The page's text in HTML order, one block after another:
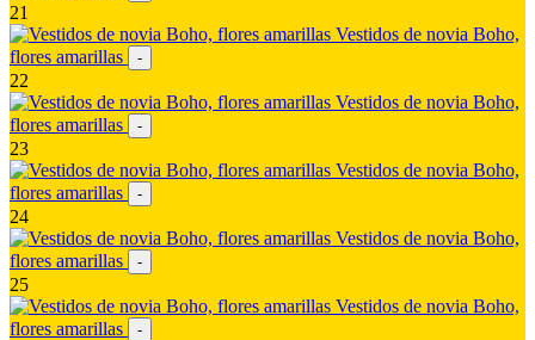
21
Vestidos de novia Boho,
flores amarillas
-
22
Vestidos de novia Boho,
flores amarillas
-
23
Vestidos de novia Boho,
flores amarillas
-
24
Vestidos de novia Boho,
flores amarillas
-
25
Vestidos de novia Boho,
flores amarillas
-